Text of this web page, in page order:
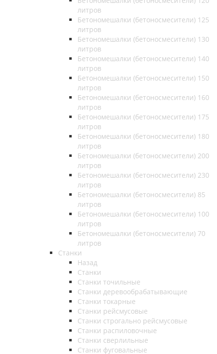
литров
Бетономешалки (бетоносмесители) 125
литров
Бетономешалки (бетоносмесители) 130
литров
Бетономешалки (бетоносмесители) 140
литров
Бетономешалки (бетоносмесители) 150
литров
Бетономешалки (бетоносмесители) 160
литров
Бетономешалки (бетоносмесители) 175
литров
Бетономешалки (бетоносмесители) 180
литров
Бетономешалки (бетоносмесители) 200
литров
Бетономешалки (бетоносмесители) 230
литров
Бетономешалки (бетоносмесители) 85
литров
Бетономешалки (бетоносмесители) 100
литров
Бетономешалки (бетоносмесители) 70
литров
Станки
Назад
Станки
Станки точильные
Станки деревообрабатывающие
Станки токарные
Станки рейсмусовые
Станки строгально рейсмусовые
Станки распиловочные
Станки сверлильные
Станки фуговальные